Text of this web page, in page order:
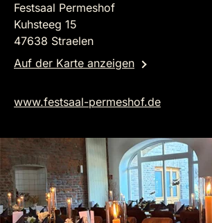
Festsaal Permeshof
Kuhsteeg 15
47638 Straelen
Auf der Karte anzeigen
www.festsaal-permeshof.de